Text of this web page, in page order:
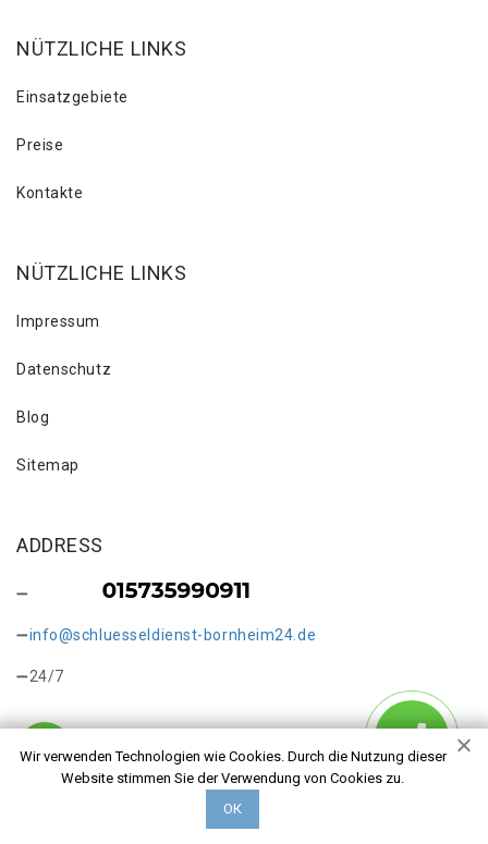
Wir verwenden Technologien wie Cookies. Durch die Nutzung dieser
Website stimmen Sie der Verwendung von Cookies zu.
ОК
NÜTZLICHE LINKS
Einsatzgebiete
Preise
Kontakte
NÜTZLICHE LINKS
Impressum
Datenschutz
Blog
Sitemap
ADDRESS
info@schluesseldienst-bornheim24.de
24/7
Copyright © 2026 Türöffnung Bornheim. Alle Rechte